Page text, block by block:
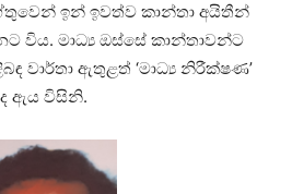
ඉන් ඉවත්ව කාන්තා අයිතීන්
විය. මාධ්‍ය ඔස්සේ කාන්තාවන්ට
වාර්තා ඇතුළත් ‘මාධ්‍ය නිරීක්ෂණ’
ඇය විසිනි.